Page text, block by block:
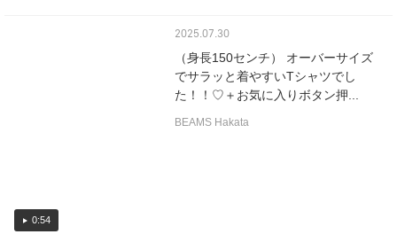
0:54
2025.07.30
（身長150センチ） オーバーサイズ
でサラッと着やすいTシャツでし
た！！♡＋お気に入りボタン押...
BEAMS Hakata